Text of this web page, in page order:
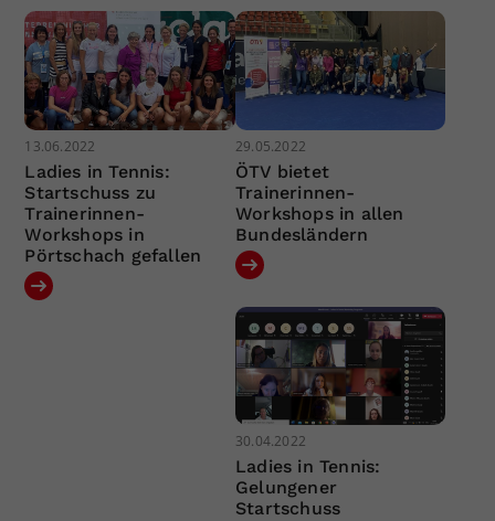
13.06.2022
Ladies in Tennis:
Startschuss zu
Trainerinnen-
Workshops in
Pörtschach gefallen
29.05.2022
ÖTV bietet
Trainerinnen-
Workshops in allen
Bundesländern
30.04.2022
Ladies in Tennis:
Gelungener
Startschuss